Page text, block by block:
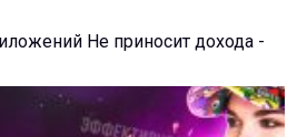
Не приносит дохода -